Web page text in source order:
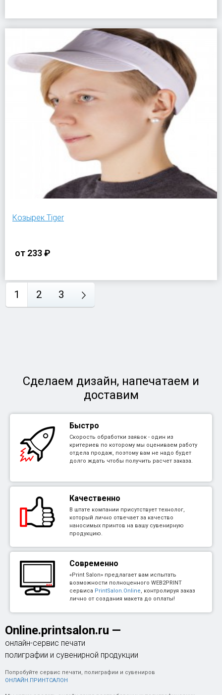
Козырек Tiger
от 233 ₽
1 2 3
Сделаем дизайн, напечатаем и
доставим
Быстро
Скорость обработки заявок - один из
критериев по которому мы оцениваем работу
отдела продаж, поэтому вам не надо будет
долго ждать чтобы получить расчет заказа.
Качественно
В штате компании присутствует технолог,
который лично отвечает за качество
наносимых принтов на вашу сувенирную
продукцию.
Современно
«Print Salon» предлагает вам испытать
возможности полноценного WEB2PRINT
сервиса PrintSalon.Online, контролируя заказ
лично от создания макета до оплаты!
Online.printsalon.ru —
онлайн-сервис печати
полиграфии и сувенирной продукции
Попробуйте сервис печати, полиграфии и сувениров
ОНЛАЙН.ПРИНТСАЛОН